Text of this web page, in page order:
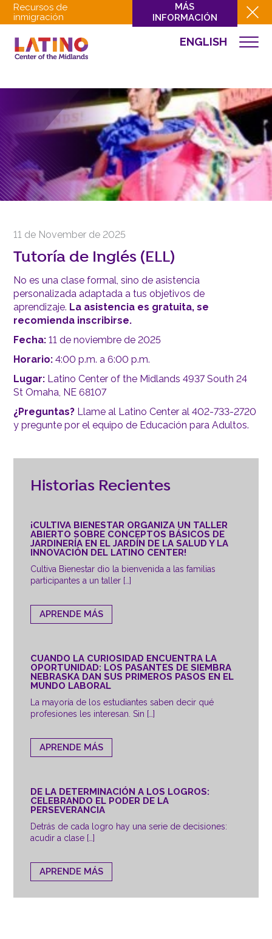
Recursos de
inmigración
MÁS
INFORMACIÓN
ENGLISH
QUIÉNES SOMOS
INVOLUCRARSE
EVENTOS
NOTICIAS
RECURSOS
EVENTOS
11 de November de 2025
Tutoría de Inglés (ELL)
No es una clase formal, sino de asistencia
personalizada adaptada a tus objetivos de
aprendizaje. La asistencia es gratuita, se
recomienda inscribirse.
Fecha: 11 de noviembre de 2025
Horario:4:00 p.m. a 6:00 p.m.
Lugar: Latino Center of the Midlands 4937 South 24
St Omaha, NE 68107
¿Preguntas? Llame al Latino Center al 402-733-2720
y pregunte por el equipo de Educación para Adultos.
Historias Recientes
¡CULTIVA BIENESTAR ORGANIZA UN TALLER
ABIERTO SOBRE CONCEPTOS BÁSICOS DE
JARDINERÍA EN EL JARDÍN DE LA SALUD Y LA
INNOVACIÓN DEL LATINO CENTER!
Cultiva Bienestar dio la bienvenida a las familias
participantes a un taller […]
APRENDE MÁS
CUANDO LA CURIOSIDAD ENCUENTRA LA
OPORTUNIDAD: LOS PASANTES DE SIEMBRA
NEBRASKA DAN SUS PRIMEROS PASOS EN EL
MUNDO LABORAL
La mayoría de los estudiantes saben decir qué
profesiones les interesan. Sin […]
APRENDE MÁS
DE LA DETERMINACIÓN A LOS LOGROS:
CELEBRANDO EL PODER DE LA
PERSEVERANCIA
Detrás de cada logro hay una serie de decisiones:
acudir a clase […]
APRENDE MÁS